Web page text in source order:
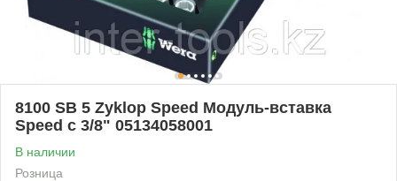
8100 SB 5 Zyklop Speed Модуль-вставка
Speed с 3/8" 05134058001
В наличии
Розница